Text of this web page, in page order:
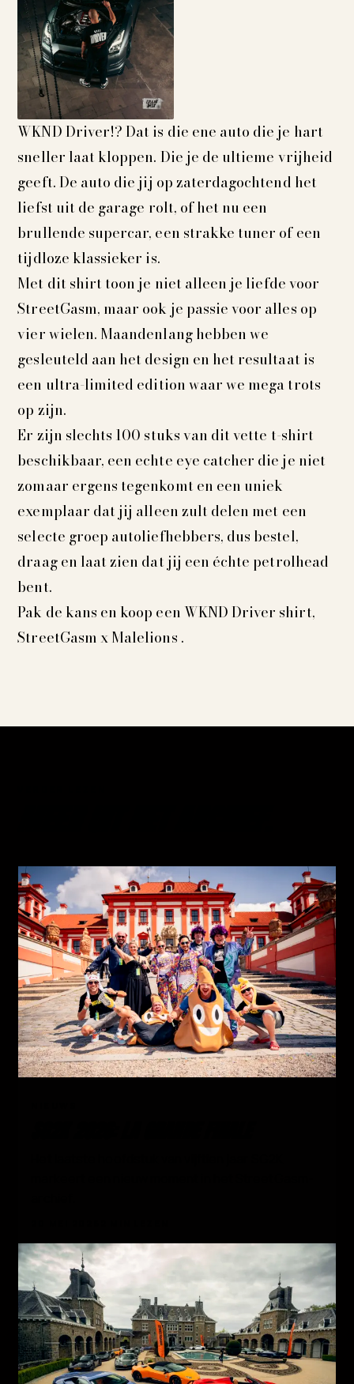
WKND Driver!? Dat is die ene auto die je hart
sneller laat kloppen. Die je de ultieme vrijheid
geeft. De auto die jij op zaterdagochtend het
liefst uit de garage rolt, of het nu een
brullende supercar, een strakke tuner of een
tijdloze klassieker is.
Met dit shirt toon je niet alleen je liefde voor
StreetGasm, maar ook je passie voor alles op
vier wielen. Maandenlang hebben we
gesleuteld aan het design en het resultaat is
een ultra-limited edition waar we mega trots
op zijn.
Er zijn slechts 100 stuks van dit vette t-shirt
beschikbaar, een echte eye catcher die je niet
zomaar ergens tegenkomt en een uniek
exemplaar dat jij alleen zult delen met een
selecte groep autoliefhebbers, dus bestel,
draag en laat zien dat jij een échte petrolhead
bent.
Pak de kans en koop een WKND Driver shirt,
StreetGasm x Malelions .